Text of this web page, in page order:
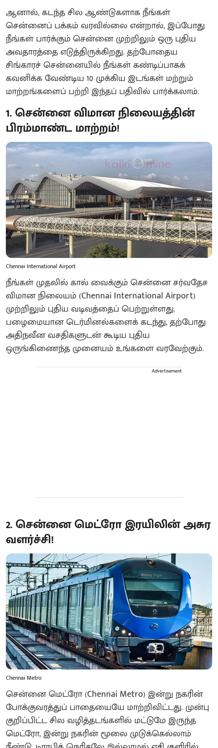
ஆனால், கடந்த சில ஆண்டுகளாக நீங்கள்
சென்னைப் பக்கம் வரவில்லை என்றால், இப்போது
நீங்கள் பார்க்கும் சென்னை முற்றிலும் ஒரு புதிய
அவதாரத்தை எடுத்திருக்கிறது. தற்போதைய
சிங்காரச் சென்னையில் நீங்கள் கண்டிப்பாகக்
கவனிக்க வேண்டிய 10 முக்கிய இடங்கள் மற்றும்
மாற்றங்களைப் பற்றி இந்தப் பதிவில் பார்க்கலாம்.
1. சென்னை விமான நிலையத்தின்
பிரம்மாண்ட மாற்றம்!
Chennai International Airport
நீங்கள் முதலில் கால் வைக்கும் சென்னை சர்வதேச
விமான நிலையம் (Chennai International Airport)
முற்றிலும் புதிய வடிவத்தைப் பெற்றுள்ளது.
பழைமையான டெர்மினல்களைக் கடந்து, தற்போது
அதிநவீன வசதிகளுடன் கூடிய புதிய
ஒருங்கிணைந்த முனையம் உங்களை வரவேற்கும்.
Advertisement
2. சென்னை மெட்ரோ இரயிலின் அசுர
வளர்ச்சி!
Chennai Metro
சென்னை மெட்ரோ (Chennai Metro) இன்று நகரின்
போக்குவரத்துப் பாதையையே மாற்றிவிட்டது. முன்பு
குறிப்பிட்ட சில வழித்தடங்களில் மட்டுமே இருந்த
மெட்ரோ, இன்று நகரின் மூலை முடுக்கெல்லாம்